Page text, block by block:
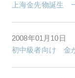
上海金先物誕生
2008年01月10日
初中級者向け 金